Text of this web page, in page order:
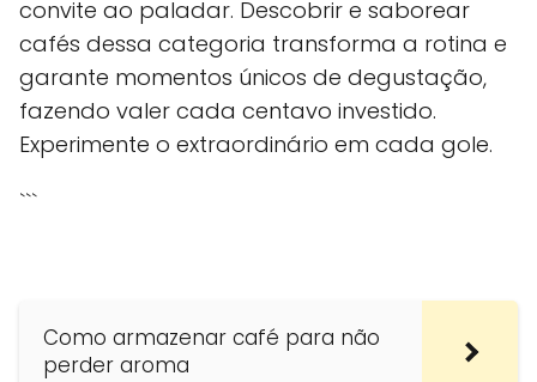
convite ao paladar. Descobrir e saborear
cafés dessa categoria transforma a rotina e
garante momentos únicos de degustação,
fazendo valer cada centavo investido.
Experimente o extraordinário em cada gole.
```
Como armazenar café para não
perder aroma